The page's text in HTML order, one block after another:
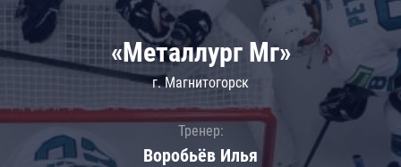
«Металлург Мг»
г. Магнитогорск
Тренер:
Воробьёв Илья